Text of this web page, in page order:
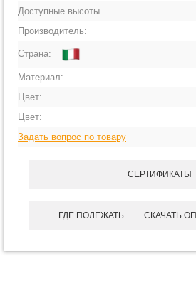
Доступные высоты
Производитель:
Страна:
Материал:
Цвет:
Цвет:
Задать вопрос по товару
СЕРТИФИКАТЫ
ГДЕ ПОЛЕЖАТЬ СКАЧАТЬ